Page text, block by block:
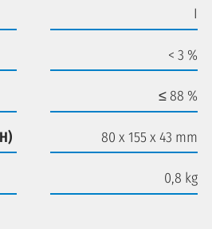
I
< 3 %
≤ 88 %
80 x 155 x 43 mm
0,8 kg